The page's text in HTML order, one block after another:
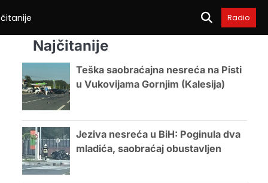
Radio
Najčitanije
Teška saobraćajna nesreća na Pisti
u Vukovijama Gornjim (Kalesija)
Jeziva nesreća u BiH: Poginula dva
mladića, saobraćaj obustavljen